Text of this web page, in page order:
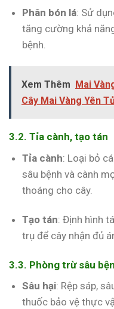
Phân bón lá: Sử
tăng cường khả
bệnh.
Xem Thêm
Mai
Cây Mai Vàng Yên
3.2. Tỉa cành, tạo tán
Tỉa cành: Loại bỏ
sâu bệnh và cành
thoáng cho cây.
Tạo tán: Định hình
trụ để cây nhận đủ
3.3. Phòng trừ sâu
Sâu hại: Rệp sáp,
thuốc bảo vệ thực